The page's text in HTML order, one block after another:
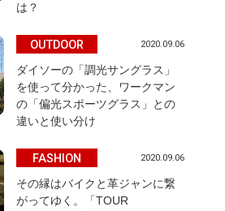
は？
OUTDOOR 2020.09.06
ダイソーの「調光サングラス」
を使って分かった、ワークマン
の「偏光スポーツグラス」との
違いと使い分け
FASHION 2020.09.06
その縁はバイクと革ジャンに繋
がってゆく。「TOUR